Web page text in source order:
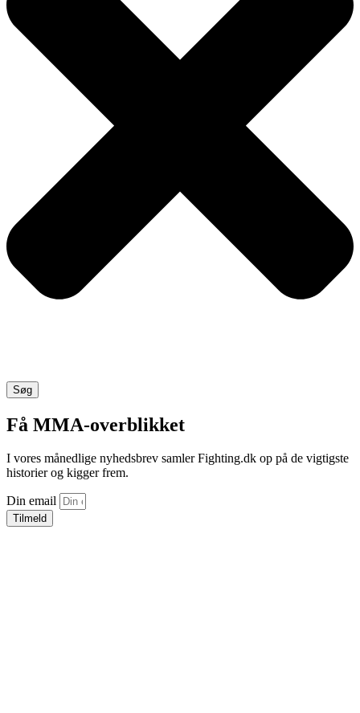
Søg
Få MMA-overblikket
I vores månedlige nyhedsbrev samler Fighting.dk op på de vigtigste
historier og kigger frem.
Din email
Tilmeld